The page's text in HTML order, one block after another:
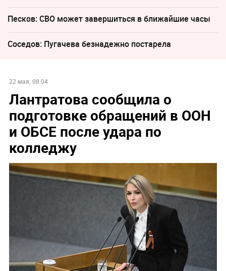
Песков: СВО может завершиться в ближайшие часы
Соседов: Пугачева безнадежно постарела
22 мая, 08:04
Лантратова сообщила о
подготовке обращений в ООН
и ОБСЕ после удара по
колледжу